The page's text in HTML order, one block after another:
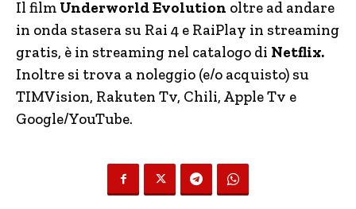
Il film Underworld Evolution oltre ad andare
in onda stasera su Rai 4 e RaiPlay in streaming
gratis, è in streaming nel catalogo di Netflix.
Inoltre si trova a noleggio (e/o acquisto) su
TIMVision, Rakuten Tv, Chili, Apple Tv e
Google/YouTube.